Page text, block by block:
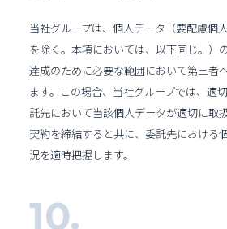
当社グループは、個人データ（要配慮個
を除く。本項においては、以下同じ。）
達成のために必要な範囲において第三者
ます。この場合、当社グループでは、適
託先において当該個人データが適切に取
契約を締結すると共に、委託先における
況を適時把握します。